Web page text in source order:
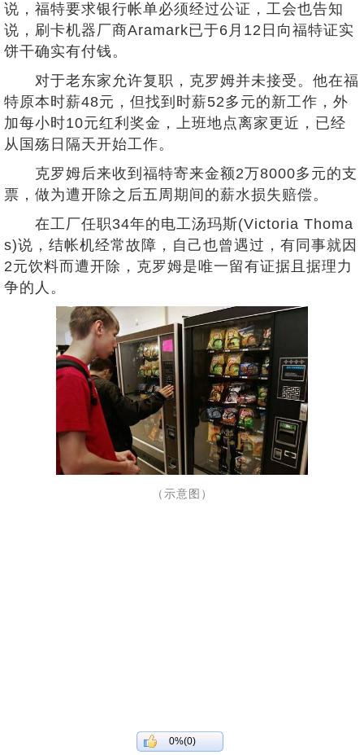
说，福特要求银行帐单必须经过公证，工会也告知
说，刷卡机器厂商Aramark已于6月12日向福特证实
饼干确实有付钱。
对于老东家允许复职，克罗姆并未接受。他在福
特原本时薪48元，但找到时薪52多元的新工作，外
加每小时10元红利奖金，上班地点离家更近，已经
从国殇日隔天开始工作。
克罗姆后来收到福特寄来金额2万8000多元的支
票，做为遭开除之后五周期间的薪水损失赔偿。
在工厂任职34年的电工汤玛斯(Victoria Thoma
s)说，结帐机经常故障，自己也曾遇过，有同事就因
2元饮料而遭开除，克罗姆是唯一留有证据且据理力
争的人。
（示意图）
0%(0)